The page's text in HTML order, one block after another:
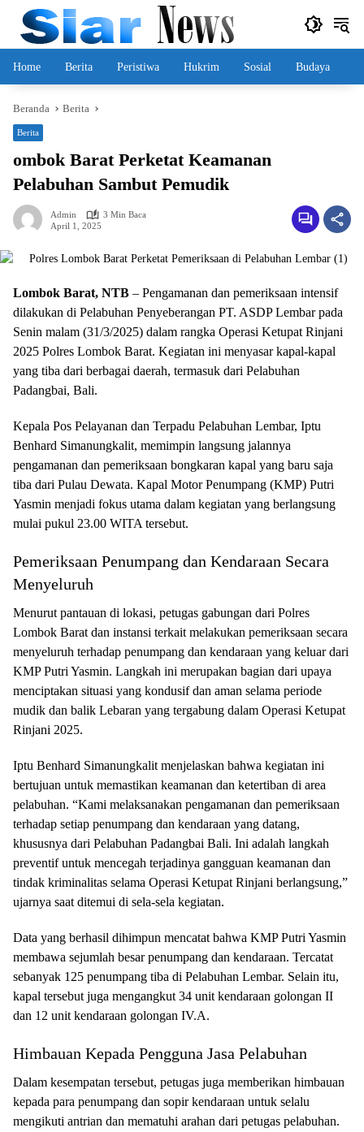
Langsung
konten
Home Berita Peristiwa Hukrim Sosial Budaya
Beranda Berita
Berita
ombok Barat Perketat Keamanan
Pelabuhan Sambut Pemudik
Admin
3 Min Baca
April 1, 2025
Lombok Barat, NTB – Pengamanan dan pemeriksaan intensif
dilakukan di Pelabuhan Penyeberangan PT. ASDP Lembar pada
Senin malam (31/3/2025) dalam rangka Operasi Ketupat Rinjani
2025 Polres Lombok Barat. Kegiatan ini menyasar kapal-kapal
yang tiba dari berbagai daerah, termasuk dari Pelabuhan
Padangbai, Bali.
Kepala Pos Pelayanan dan Terpadu Pelabuhan Lembar, Iptu
Benhard Simanungkalit, memimpin langsung jalannya
pengamanan dan pemeriksaan bongkaran kapal yang baru saja
tiba dari Pulau Dewata. Kapal Motor Penumpang (KMP) Putri
Yasmin menjadi fokus utama dalam kegiatan yang berlangsung
mulai pukul 23.00 WITA tersebut.
Pemeriksaan Penumpang dan Kendaraan Secara
Menyeluruh
Menurut pantauan di lokasi, petugas gabungan dari Polres
Lombok Barat dan instansi terkait melakukan pemeriksaan secara
menyeluruh terhadap penumpang dan kendaraan yang keluar dari
KMP Putri Yasmin. Langkah ini merupakan bagian dari upaya
menciptakan situasi yang kondusif dan aman selama periode
mudik dan balik Lebaran yang tergabung dalam Operasi Ketupat
Rinjani 2025.
Iptu Benhard Simanungkalit menjelaskan bahwa kegiatan ini
bertujuan untuk memastikan keamanan dan ketertiban di area
pelabuhan. “Kami melaksanakan pengamanan dan pemeriksaan
terhadap setiap penumpang dan kendaraan yang datang,
khususnya dari Pelabuhan Padangbai Bali. Ini adalah langkah
preventif untuk mencegah terjadinya gangguan keamanan dan
tindak kriminalitas selama Operasi Ketupat Rinjani berlangsung,”
ujarnya saat ditemui di sela-sela kegiatan.
Data yang berhasil dihimpun mencatat bahwa KMP Putri Yasmin
membawa sejumlah besar penumpang dan kendaraan. Tercatat
sebanyak 125 penumpang tiba di Pelabuhan Lembar. Selain itu,
kapal tersebut juga mengangkut 34 unit kendaraan golongan II
dan 12 unit kendaraan golongan IV.A.
Himbauan Kepada Pengguna Jasa Pelabuhan
Dalam kesempatan tersebut, petugas juga memberikan himbauan
kepada para penumpang dan sopir kendaraan untuk selalu
mengikuti antrian dan mematuhi arahan dari petugas pelabuhan.